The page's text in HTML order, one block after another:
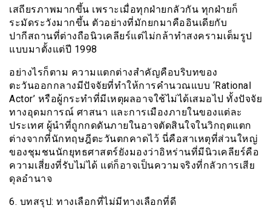
เสถียรภาพมากขึ้น เพราะเมื่อทุกฝ่ายกลัวกัน ทุกฝ่ายก็
ระมัดระวังมากขึ้น ตัวอย่างที่มักยกมาคืออินเดียกับ
ปากีสถานที่ต่างถือนิวเคลียร์แต่ไม่กล้าทำสงครามเต็มรูป
แบบมาตั้งแต่ปี 1998
อย่างไรก็ตาม ความแตกต่างสำคัญคือบริบทของ
ตะวันออกกลางมีปัจจัยที่ทำให้การคำนวณแบบ ‘Rational
Actor’ หรือผู้กระทำที่มีเหตุผลอาจใช้ไม่ได้เสมอไป ทั้งปัจจัย
ทางอุดมการณ์ ศาสนา และการเมืองภายในของแต่ละ
ประเทศ ผู้นำที่ถูกกดดันภายในอาจตัดสินใจในวิกฤตแตก
ต่างจากที่นักทฤษฎีตะวันตกคาดไว้ นี่คือสาเหตุที่ส่วนใหญ่
ของชุมชนนักยุทธศาสตร์ยังมองว่าอิหร่านที่มีนิวเคลียร์คือ
ความเสี่ยงที่รับไม่ได้ แต่ก็อาจเป็นความจริงที่กลัวการเสีย
ดุลอำนาจ
6. บทสรุป: ทางเลือกที่ไม่มีทางเลือกที่ดี